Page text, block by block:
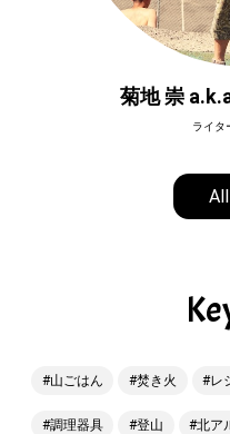
山ごはん 焚き火 レ
調理器具 登山 北ア